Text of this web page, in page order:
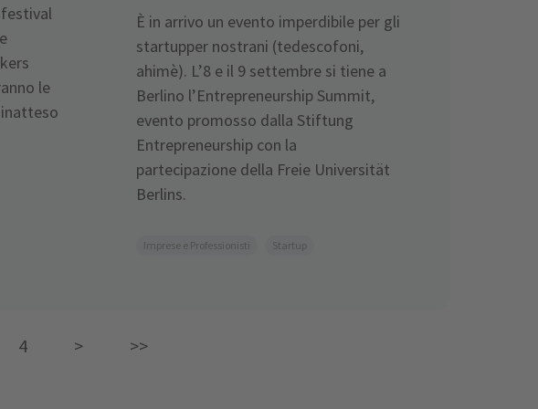
le
È in arrivo un evento imperdibile per gli
startupper nostrani (tedescofoni,
ahimè). L’8 e il 9 settembre si tiene a
Berlino l’Entrepreneurship Summit,
evento promosso dalla Stiftung
Entrepreneurship con la
partecipazione della Freie Universität
Berlins.
Imprese e Professionisti Startup
4 > >>